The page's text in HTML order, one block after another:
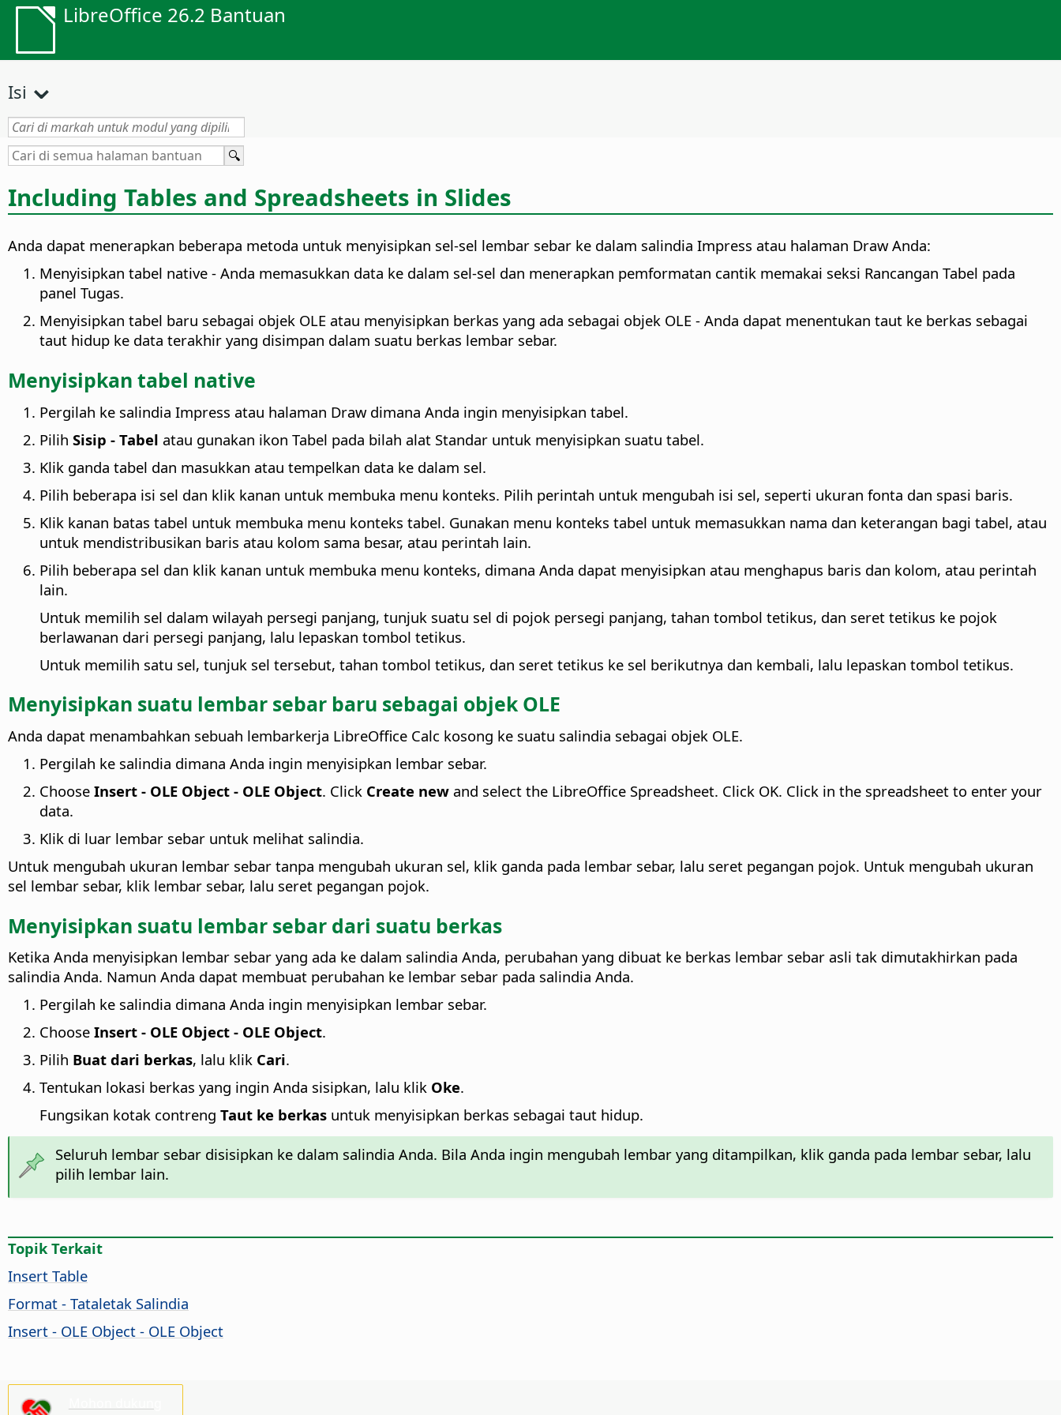
LibreOffice 26.2 Bantuan
Isi
Including Tables and Spreadsheets in Slides
Anda dapat menerapkan beberapa metoda untuk menyisipkan sel-sel lembar sebar ke dalam salindia Impress atau halaman Draw Anda:
Menyisipkan tabel native - Anda memasukkan data ke dalam sel-sel dan menerapkan pemformatan cantik memakai seksi Rancangan Tabel pada
panel Tugas.
Menyisipkan tabel baru sebagai objek OLE atau menyisipkan berkas yang ada sebagai objek OLE - Anda dapat menentukan taut ke berkas sebagai
taut hidup ke data terakhir yang disimpan dalam suatu berkas lembar sebar.
Menyisipkan tabel native
Pergilah ke salindia Impress atau halaman Draw dimana Anda ingin menyisipkan tabel.
Pilih Sisip - Tabel atau gunakan ikon Tabel pada bilah alat Standar untuk menyisipkan suatu tabel.
Klik ganda tabel dan masukkan atau tempelkan data ke dalam sel.
Pilih beberapa isi sel dan klik kanan untuk membuka menu konteks. Pilih perintah untuk mengubah isi sel, seperti ukuran fonta dan spasi baris.
Klik kanan batas tabel untuk membuka menu konteks tabel. Gunakan menu konteks tabel untuk memasukkan nama dan keterangan bagi tabel, atau
untuk mendistribusikan baris atau kolom sama besar, atau perintah lain.
Pilih beberapa sel dan klik kanan untuk membuka menu konteks, dimana Anda dapat menyisipkan atau menghapus baris dan kolom, atau perintah
lain.
Untuk memilih sel dalam wilayah persegi panjang, tunjuk suatu sel di pojok persegi panjang, tahan tombol tetikus, dan seret tetikus ke pojok
berlawanan dari persegi panjang, lalu lepaskan tombol tetikus.
Untuk memilih satu sel, tunjuk sel tersebut, tahan tombol tetikus, dan seret tetikus ke sel berikutnya dan kembali, lalu lepaskan tombol tetikus.
Menyisipkan suatu lembar sebar baru sebagai objek OLE
Anda dapat menambahkan sebuah lembarkerja LibreOffice Calc kosong ke suatu salindia sebagai objek OLE.
Pergilah ke salindia dimana Anda ingin menyisipkan lembar sebar.
Choose Insert - OLE Object - OLE Object. Click Create new and select the LibreOffice Spreadsheet. Click OK. Click in the spreadsheet to enter your
data.
Klik di luar lembar sebar untuk melihat salindia.
Untuk mengubah ukuran lembar sebar tanpa mengubah ukuran sel, klik ganda pada lembar sebar, lalu seret pegangan pojok. Untuk mengubah ukuran
sel lembar sebar, klik lembar sebar, lalu seret pegangan pojok.
Menyisipkan suatu lembar sebar dari suatu berkas
Ketika Anda menyisipkan lembar sebar yang ada ke dalam salindia Anda, perubahan yang dibuat ke berkas lembar sebar asli tak dimutakhirkan pada
salindia Anda. Namun Anda dapat membuat perubahan ke lembar sebar pada salindia Anda.
Pergilah ke salindia dimana Anda ingin menyisipkan lembar sebar.
Choose Insert - OLE Object - OLE Object.
Pilih Buat dari berkas, lalu klik Cari.
Tentukan lokasi berkas yang ingin Anda sisipkan, lalu klik Oke.
Fungsikan kotak contreng Taut ke berkas untuk menyisipkan berkas sebagai taut hidup.
Seluruh lembar sebar disisipkan ke dalam salindia Anda. Bila Anda ingin mengubah lembar yang ditampilkan, klik ganda pada lembar sebar, lalu
pilih lembar lain.
Topik Terkait
Insert Table
Format - Tataletak Salindia
Insert - OLE Object - OLE Object